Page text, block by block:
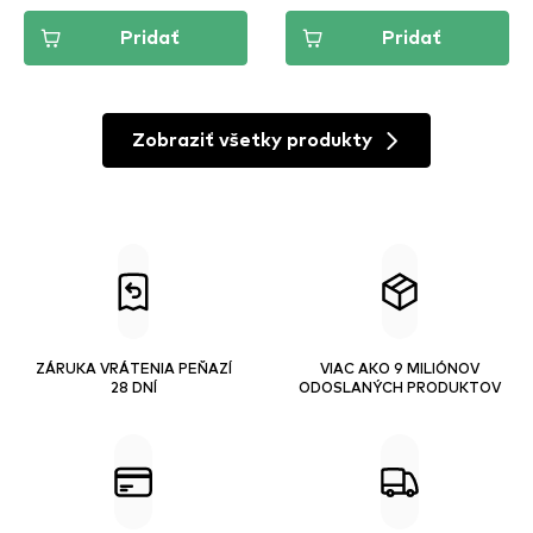
Pridať Pridať
Zobraziť všetky produkty
ZÁRUKA VRÁTENIA PEŇAZÍ
28 DNÍ
VIAC AKO 9 MILIÓNOV
ODOSLANÝCH PRODUKTOV